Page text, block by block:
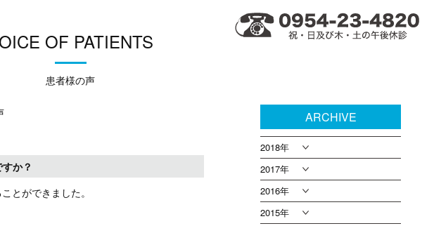
OF PATIENTS
患者様の声
か？
とができました。
ARCHIVE
2018年
2017年
2016年
2015年